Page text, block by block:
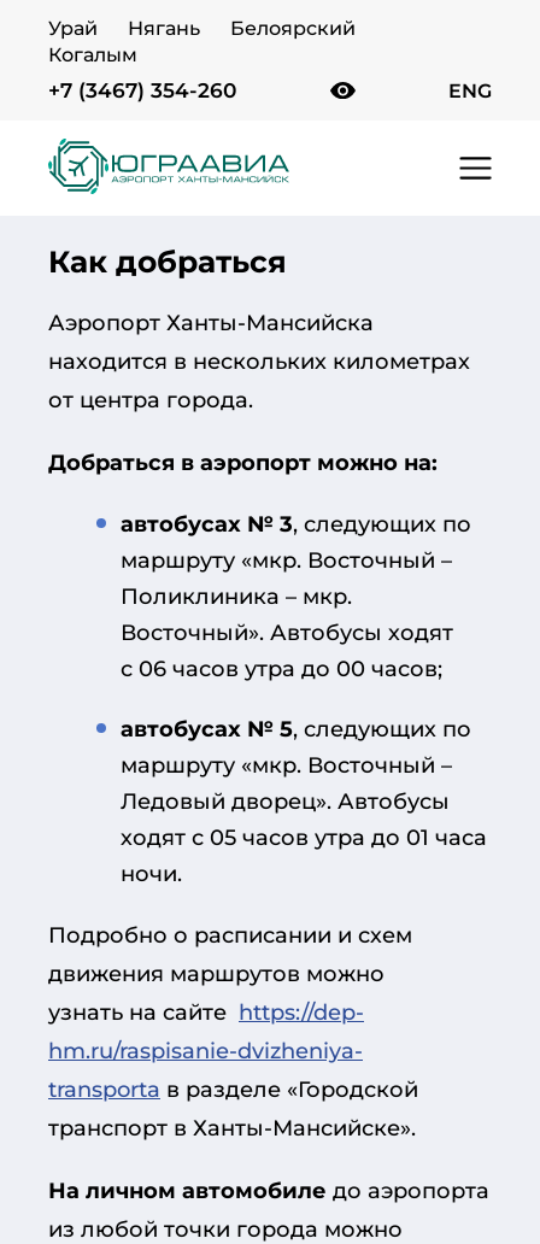
Урай Нягань
Белоярский
Когалым
+7 (3467) 354-260 ENG
Главная
Как добраться
Аэропорт Ханты-Мансийска
находится в нескольких километрах
от центра города.
Добраться в аэропорт можно на:
автобусах № 3, следующих по
маршруту «мкр. Восточный –
Поликлиника – мкр.
Восточный». Автобусы ходят
с 06 часов утра до 00 часов;
автобусах № 5, следующих по
маршруту «мкр. Восточный –
Ледовый дворец». Автобусы
ходят с 05 часов утра до 01 часа
ночи.
Подробно о расписании и схем
движения маршрутов можно
узнать на сайте https://dep-
hm.ru/raspisanie-dvizheniya-
transporta в разделе «Городской
транспорт в Ханты-Мансийске».
На личном автомобиле до аэропорта
из любой точки города можно